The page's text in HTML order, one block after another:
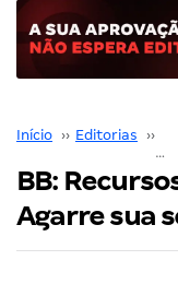
Início ›› Editorias ››
BB:
Agarre sua